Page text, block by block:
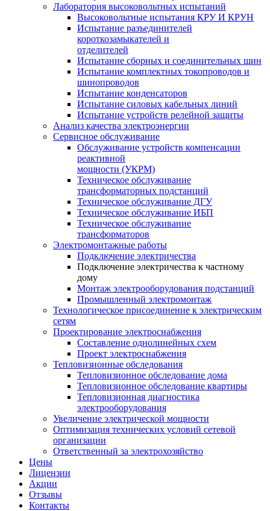
Лаборатория высоковольтных испытаний
Высоковольтные испытания КРУ И КРУН
Испытание разъединителей
короткозамыкателей и
отделителей
Испытание сборных и соединительных шин
Испытание комплектных токопроводов и
шинопроводов
Испытание конденсаторов
Испытание силовых кабельных линий
Испытание устройств релейной защиты
Анализ качества электроэнергии
Сервисное обслуживание
Обслуживание устройств компенсации
реактивной
мощности (УКРМ)
Техническое обслуживание
трансформаторных подстанций
Техническое обслуживание ДГУ
Техническое обслуживание ИБП
Техническое обслуживание
трансформаторов
Электромонтажные работы
Подключение электричества
Подключение электричества к частному
дому
Монтаж электрооборудования подстанций
Промышленный электромонтаж
Технологическое присоединение к электрическим
сетям
Проектирование электроснабжения
Составление однолинейных схем
Проект электроснабжения
Тепловизионные обследования
Тепловизионное обследование дома
Тепловизионное обследование квартиры
Тепловизионная диагностика
электрооборудования
Увеличение электрической мощности
Оптимизация технических условий сетевой
организации
Ответственный за электрохозяйство
Цены
Лицензии
Акции
Отзывы
Контакты